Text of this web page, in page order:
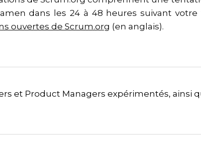
dans les 24 à 48 heures suivant
ouvertes de Scrum.org (en anglais).
et Product Managers expérimentés, ainsi